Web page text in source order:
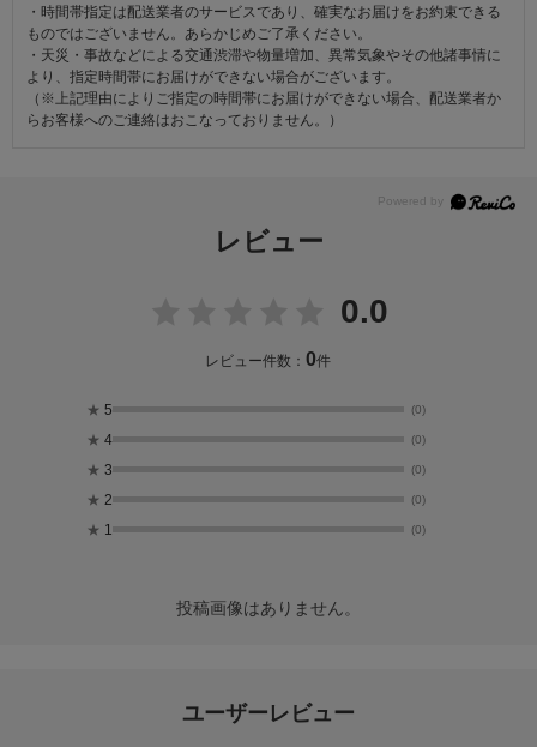
・時間帯指定は配送業者のサービスであり、確実なお届けをお約束できる
ものではございません。あらかじめご了承ください。
・天災・事故などによる交通渋滞や物量増加、異常気象やその他諸事情に
より、指定時間帯にお届けができない場合がございます。
（※上記理由によりご指定の時間帯にお届けができない場合、配送業者か
らお客様へのご連絡はおこなっておりません。）
レビュー
0.0
レビュー件数：0件
★ 5 (0)
★ 4 (0)
★ 3 (0)
★ 2 (0)
★ 1 (0)
投稿画像はありません。
ユーザーレビュー